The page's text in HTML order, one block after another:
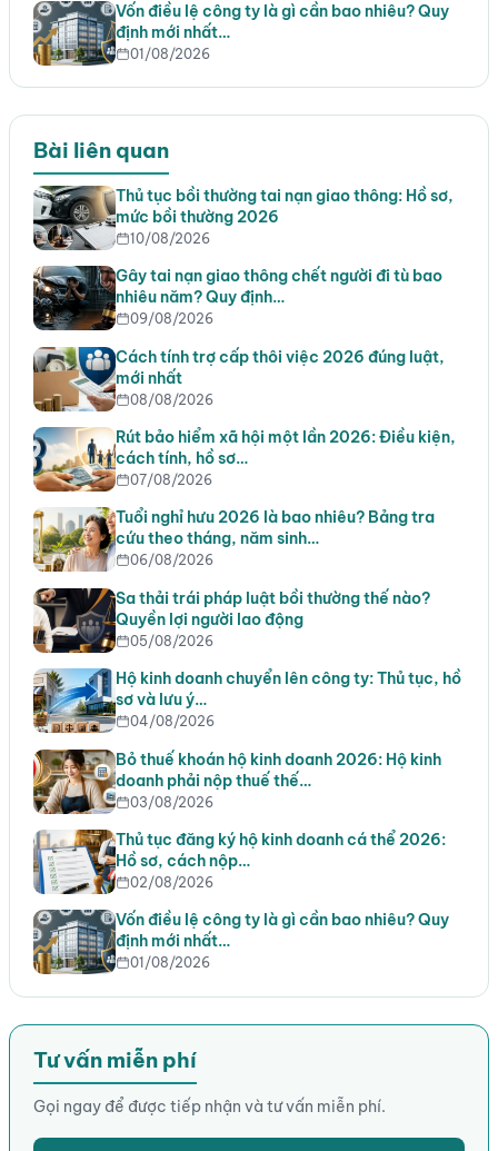
Vốn điều lệ công ty là gì cần bao nhiêu? Quy
định mới nhất…
01/08/2026
Bài liên quan
Thủ tục bồi thường tai nạn giao thông: Hồ sơ,
mức bồi thường 2026
10/08/2026
Gây tai nạn giao thông chết người đi tù bao
nhiêu năm? Quy định…
09/08/2026
Cách tính trợ cấp thôi việc 2026 đúng luật,
mới nhất
08/08/2026
Rút bảo hiểm xã hội một lần 2026: Điều kiện,
cách tính, hồ sơ…
07/08/2026
Tuổi nghỉ hưu 2026 là bao nhiêu? Bảng tra
cứu theo tháng, năm sinh…
06/08/2026
Sa thải trái pháp luật bồi thường thế nào?
Quyền lợi người lao động
05/08/2026
Hộ kinh doanh chuyển lên công ty: Thủ tục, hồ
sơ và lưu ý…
04/08/2026
Bỏ thuế khoán hộ kinh doanh 2026: Hộ kinh
doanh phải nộp thuế thế…
03/08/2026
Thủ tục đăng ký hộ kinh doanh cá thể 2026:
Hồ sơ, cách nộp…
02/08/2026
Vốn điều lệ công ty là gì cần bao nhiêu? Quy
định mới nhất…
01/08/2026
Tư vấn miễn phí
Gọi ngay để được tiếp nhận và tư vấn miễn phí.